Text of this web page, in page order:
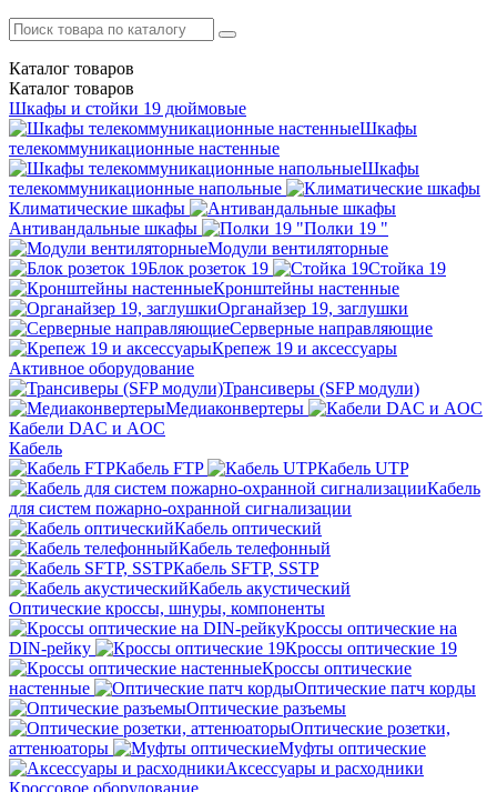
Каталог товаров
Каталог товаров
Шкафы и стойки 19 дюймовые
Шкафы
телекоммуникационные настенные
Шкафы
телекоммуникационные напольные
Климатические шкафы
Антивандальные шкафы
Полки 19 "
Модули вентиляторные
Блок розеток 19
Стойка 19
Кронштейны настенные
Органайзер 19, заглушки
Серверные направляющие
Крепеж 19 и аксессуары
Активное оборудование
Трансиверы (SFP модули)
Медиаконвертеры
Кабели DAC и AOC
Кабель
Кабель FTP
Кабель UTP
Кабель
для систем пожарно-охранной сигнализации
Кабель оптический
Кабель телефонный
Кабель SFTP, SSTP
Кабель акустический
Оптические кроссы, шнуры, компоненты
Кроссы оптические на
DIN-рейку
Кроссы оптические 19
Кроссы оптические
настенные
Оптические патч корды
Оптические разъемы
Оптические розетки,
аттенюаторы
Муфты оптические
Аксессуары и расходники
Кроссовое оборудование